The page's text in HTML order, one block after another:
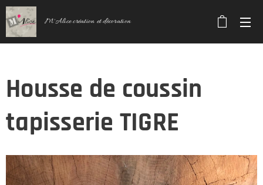
M'Alice création et décoration
Housse de coussin
tapisserie TIGRE